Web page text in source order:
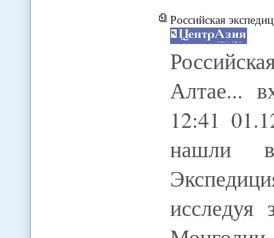
Российская
Алтае...
12:41
нашли